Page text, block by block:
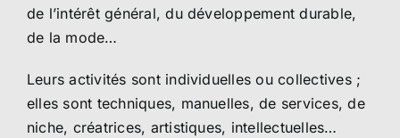
de l’intérêt général, du développement durable,
de la mode…
Leurs activités sont individuelles ou collectives ;
elles sont techniques, manuelles, de services, de
niche, créatrices, artistiques, intellectuelles…